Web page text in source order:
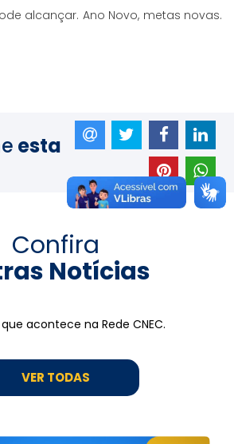
alcançar. Ano Novo, metas novas.
esta
Confira
Notícias
acontece na Rede CNEC.
VER TODAS